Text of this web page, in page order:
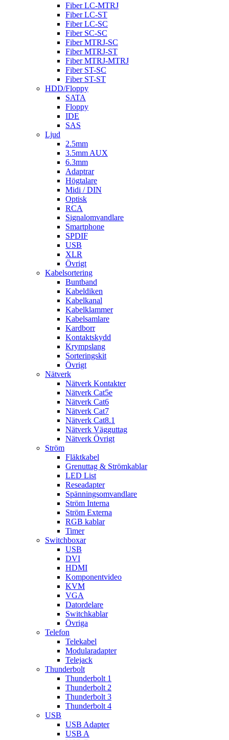
Fiber LC-MTRJ
Fiber LC-ST
Fiber LC-SC
Fiber SC-SC
Fiber MTRJ-SC
Fiber MTRJ-ST
Fiber MTRJ-MTRJ
Fiber ST-SC
Fiber ST-ST
HDD/Floppy
SATA
Floppy
IDE
SAS
Ljud
2.5mm
3.5mm AUX
6.3mm
Adaptrar
Högtalare
Midi / DIN
Optisk
RCA
Signalomvandlare
Smartphone
SPDIF
USB
XLR
Övrigt
Kabelsortering
Buntband
Kabeldiken
Kabelkanal
Kabelklammer
Kabelsamlare
Kardborr
Kontaktskydd
Krympslang
Sorteringskit
Övrigt
Nätverk
Nätverk Kontakter
Nätverk Cat5e
Nätverk Cat6
Nätverk Cat7
Nätverk Cat8.1
Nätverk Vägguttag
Nätverk Övrigt
Ström
Fläktkabel
Grenuttag & Strömkablar
LED List
Reseadapter
Spänningsomvandlare
Ström Interna
Ström Externa
RGB kablar
Timer
Switchboxar
USB
DVI
HDMI
Komponentvideo
KVM
VGA
Datordelare
Switchkablar
Övriga
Telefon
Telekabel
Modularadapter
Telejack
Thunderbolt
Thunderbolt 1
Thunderbolt 2
Thunderbolt 3
Thunderbolt 4
USB
USB Adapter
USB A